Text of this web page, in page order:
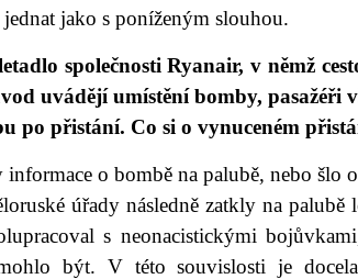
jako s poníženým slouhou.
společnosti Ryanair, v němž
uvádějí umístění bomby, pasažéři
po přistání. Co si o vynuceném
o bombě na palubě, nebo šlo
úřady následně zatkly na palubě
s neonacistickými
být. V této souvislosti je